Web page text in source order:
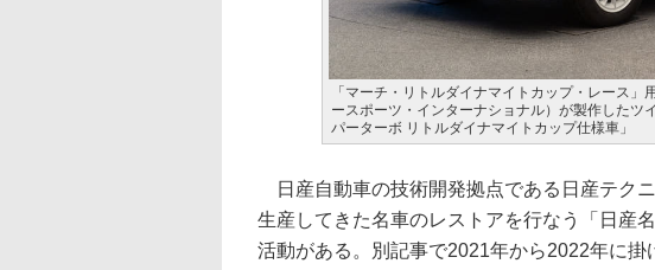
「マーチ・リトルダイナマイトカップ・レース」
ースポーツ・インターナショナル）が製作したツ
パーターボ リトルダイナマイトカップ仕様車」
日産自動車の技術開発拠点である日産テク
生産してきた名車のレストアを行なう「日産
活動がある。別記事で2021年から2022年に